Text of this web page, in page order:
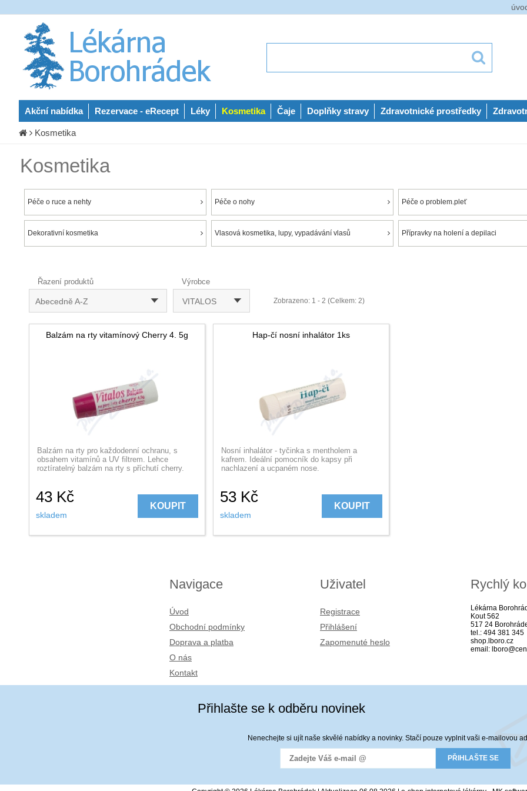
Akční nabídka Rezervace - eRecept Léky Kosmetika Čaje Doplňky stravy Zdravotnické prostředky
Kosmetika
Kosmetika
Péče o ruce a nehty Péče o nohy Péče o problem.pleť
Dekorativní kosmetika Vlasová kosmetika, lupy, vypadávání vlasů Přípravky na holení a depilaci
Řazení produktů
Abecedně A-Z
Výrobce
VITALOS Zobrazeno: 1 - 2 (Celkem: 2)
Balzám na rty vitamínový Cherry 4. 5g
Balzám na rty pro každodenní ochranu, s
obsahem vitamínů a UV filtrem. Lehce
roztíratelný balzám na rty s příchutí cherry.
43 Kč
skladem
KOUPIT
Hap-čí nosní inhalátor 1ks
Nosní inhalátor - tyčinka s mentholem a
kafrem. Ideální pomocník do kapsy při
nachlazení a ucpaném nose.
53Kč
skladem
KOUPIT
Navigace
Úvod
Obchodní podmínky
Doprava a platba
O nás
Kontakt
Uživatel
Registrace
Přihlášení
Zapomenuté heslo
Rychlý
Lékárna
Kout 562
517 24
tel.: 494 381 345
shop.lboro.cz
email:
Přihlašte se k odběru novinek
Nenechejte si ujít naše skvělé nabídky a novinky. Stačí pouze vyplnit vaši e-mailovou